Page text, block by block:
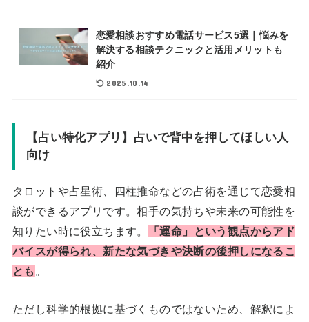
恋愛相談おすすめ電話サービス5選｜悩みを
解決する相談テクニックと活用メリットも
紹介
2025.10.14
【占い特化アプリ】占いで背中を押してほしい人
向け
タロットや占星術、四柱推命などの占術を通じて恋愛相
談ができるアプリです。相手の気持ちや未来の可能性を
知りたい時に役立ちます。
「運命」という観点からアド
バイスが得られ、新たな気づきや決断の後押しになるこ
とも 。
ただし科学的根拠に基づくものではないため、解釈によ